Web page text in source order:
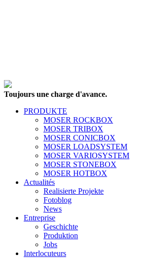
Toujours une charge d'avance.
PRODUKTE
MOSER ROCKBOX
MOSER TRIBOX
MOSER CONICBOX
MOSER LOADSYSTEM
MOSER VARIOSYSTEM
MOSER STONEBOX
MOSER HOTBOX
Actualités
Realisierte Projekte
Fotoblog
News
Entreprise
Geschichte
Produktion
Jobs
Interlocuteurs